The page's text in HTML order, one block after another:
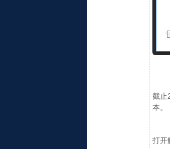
截止
本。
打开